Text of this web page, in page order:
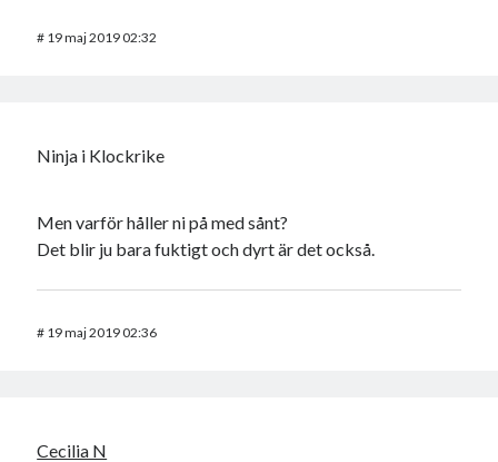
# 19 maj 2019 02:32
Ninja i Klockrike
Men varför håller ni på med sånt?
Det blir ju bara fuktigt och dyrt är det också.
# 19 maj 2019 02:36
Cecilia N